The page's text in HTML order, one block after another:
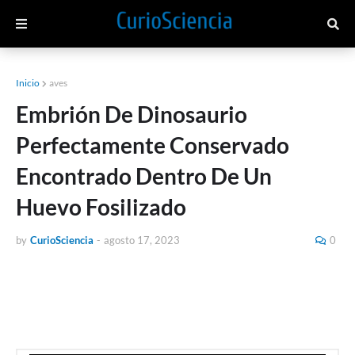
Inicio aves
Embrión De Dinosaurio
Perfectamente Conservado
Encontrado Dentro De Un
Huevo Fosilizado
by CurioSciencia - agosto 17, 2023 0